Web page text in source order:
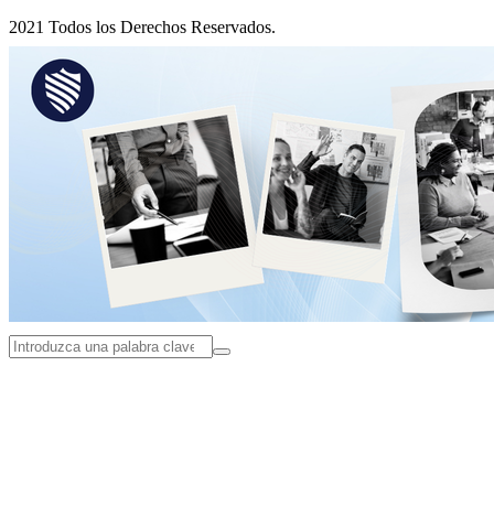
2021 Todos los Derechos Reservados.